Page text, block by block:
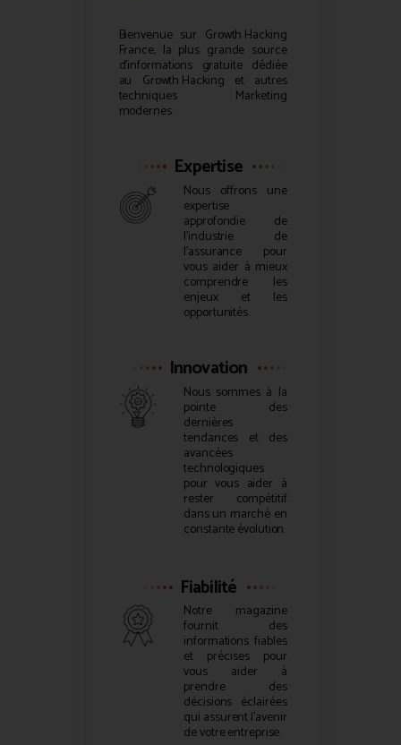
Bienvenue sur Growth Hacking
France, la plus grande source
d’informations gratuite dédiée
au Growth Hacking et autres
techniques Marketing
modernes.
Expertise
Nous offrons une
expertise
approfondie de
l’industrie de
l’assurance pour
vous aider à mieux
comprendre les
enjeux et les
opportunités.
Innovation
Nous sommes à la
pointe des
dernières
tendances et des
avancées
technologiques
pour vous aider à
rester compétitif
dans un marché en
constante évolution.
Fiabilité
Notre magazine
fournit des
informations fiables
et précises pour
vous aider à
prendre des
décisions éclairées
qui assurent l’avenir
de votre entreprise.